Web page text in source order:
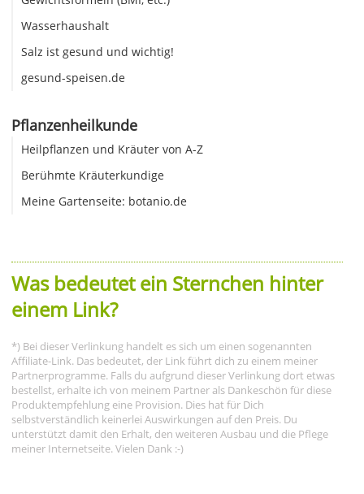
Wasserhaushalt
Salz ist gesund und wichtig!
gesund-speisen.de
Pflanzenheilkunde
Heilpflanzen und Kräuter von A-Z
Berühmte Kräuterkundige
Meine Gartenseite: botanio.de
Was bedeutet ein Sternchen hinter
einem Link?
*) Bei dieser Verlinkung handelt es sich um einen sogenannten
Affiliate-Link. Das bedeutet, der Link führt dich zu einem meiner
Partnerprogramme. Falls du aufgrund dieser Verlinkung dort etwas
bestellst, erhalte ich von meinem Partner als Dankeschön für diese
Produktempfehlung eine Provision. Dies hat für Dich
selbstverständlich keinerlei Auswirkungen auf den Preis. Du
unterstützt damit den Erhalt, den weiteren Ausbau und die Pflege
meiner Internetseite. Vielen Dank :-)